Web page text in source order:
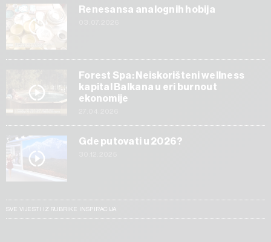
Renesansa analognih hobija
Forest Spa: Neiskorišteni wellness
kapital Balkana u eri burnout
ekonomije
Gde putovati u 2026?
SVE VIJESTI IZ RUBRIKE INSPIRACIJA